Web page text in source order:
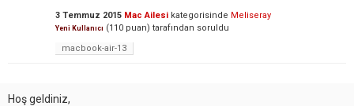
3 Temmuz 2015 Mac Ailesi kategorisinde Meliseray
Yeni Kullanıcı (110 puan) tarafından soruldu
macbook-air-13
Hoş geldiniz,